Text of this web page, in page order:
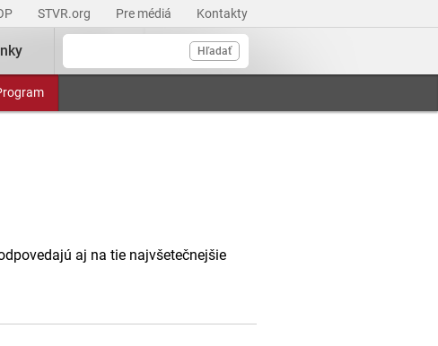
STVR.org Pre médiá Kontakty
Hľadať
aj na tie najvšetečnejšie